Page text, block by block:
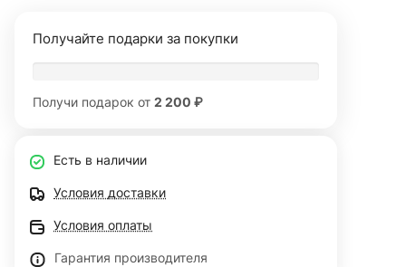
Получайте подарки за покупки
Получи подарок от 2 200 ₽
Есть в наличии
Условия доставки
Условия оплаты
Гарантия производителя